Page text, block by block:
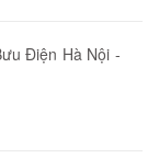
Điện Hà Nội -